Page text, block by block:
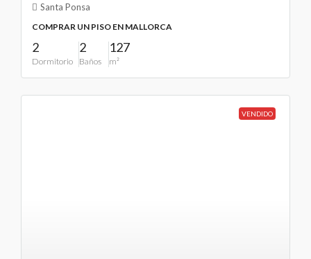
Santa Ponsa
COMPRAR UN PISO EN MALLORCA
2
Dormitorio
2
Baños
127
m²
VENDIDO